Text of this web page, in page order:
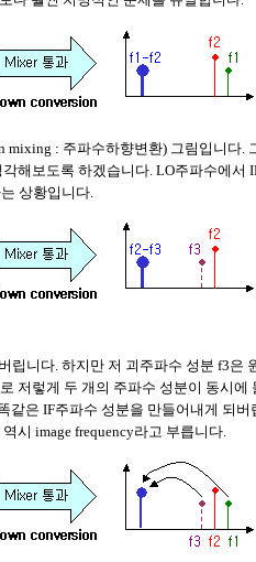
mixing : 주파수하향변환) 그림입니다.
해보도록 하겠습니다. LO주파수에서
상황입니다.
립니다. 하지만 저 괴주파수 성분 f3은
저렇게 두 개의 주파수 성분이 동시에
같은 IF주파수 성분을 만들어내게 되버
시 image frequency라고 부릅니다.